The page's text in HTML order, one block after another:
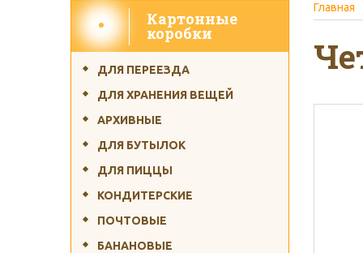
Бесплатная
Картонные
коробки
ДЛЯ ПЕРЕЕЗДА
ДЛЯ ХРАНЕНИЯ ВЕЩЕЙ
АРХИВНЫЕ
ДЛЯ БУТЫЛОК
ДЛЯ ПИЦЦЫ
КОНДИТЕРСКИЕ
ПОЧТОВЫЕ
БАНАНОВЫЕ
Главная